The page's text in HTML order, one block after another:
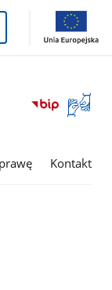
Otwórz
okno
języka
Kontakt